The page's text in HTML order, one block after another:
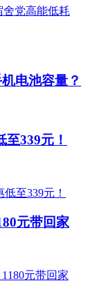
电池容量？
339元！
元带回家